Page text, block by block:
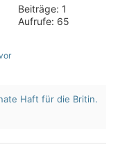
Beiträge: 1
Aufrufe: 65
Haft für die Britin.